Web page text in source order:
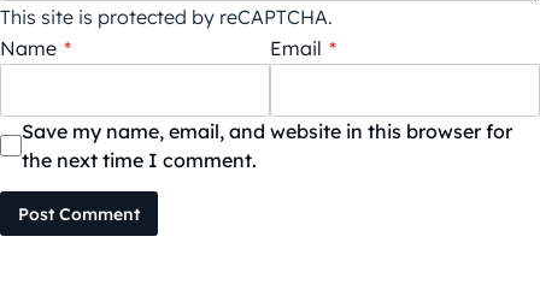
This site is protected by reCAPTCHA.
Name * Email *
Save my name, email, and website in this browser for
the next time I comment.
Post Comment